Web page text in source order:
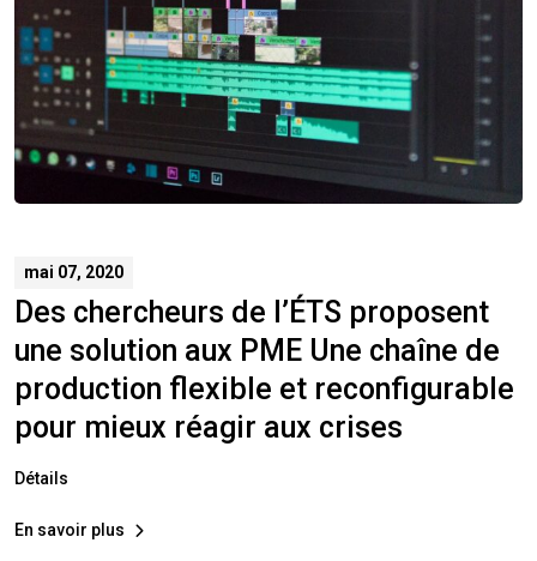
mai 07, 2020
Des chercheurs de l’ÉTS proposent
une solution aux PME ​Une chaîne de
production flexible et reconfigurable
pour mieux réagir aux crises
Détails
En savoir plus